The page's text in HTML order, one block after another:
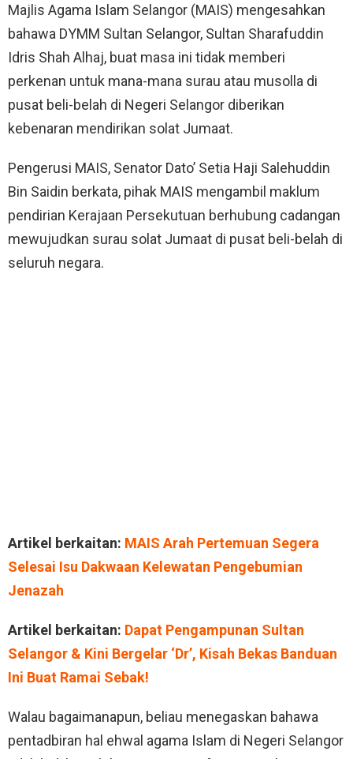
Majlis Agama Islam Selangor (MAIS) mengesahkan
bahawa DYMM Sultan Selangor, Sultan Sharafuddin
Idris Shah Alhaj, buat masa ini tidak memberi
perkenan untuk mana-mana surau atau musolla di
pusat beli-belah di Negeri Selangor diberikan
kebenaran mendirikan solat Jumaat.
Pengerusi MAIS, Senator Dato’ Setia Haji Salehuddin
Bin Saidin berkata, pihak MAIS mengambil maklum
pendirian Kerajaan Persekutuan berhubung cadangan
mewujudkan surau solat Jumaat di pusat beli-belah di
seluruh negara.
Artikel berkaitan: MAIS Arah Pertemuan Segera
Selesai Isu Dakwaan Kelewatan Pengebumian
Jenazah
Artikel berkaitan: Dapat Pengampunan Sultan
Selangor & Kini Bergelar ‘Dr’, Kisah Bekas Banduan
Ini Buat Ramai Sebak!
Walau bagaimanapun, beliau menegaskan bahawa
pentadbiran hal ehwal agama Islam di Negeri Selangor